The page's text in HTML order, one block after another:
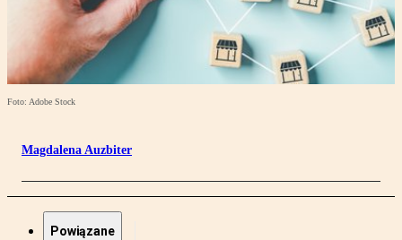
Foto: Adobe Stock
Magdalena Auzbiter
Powiązane